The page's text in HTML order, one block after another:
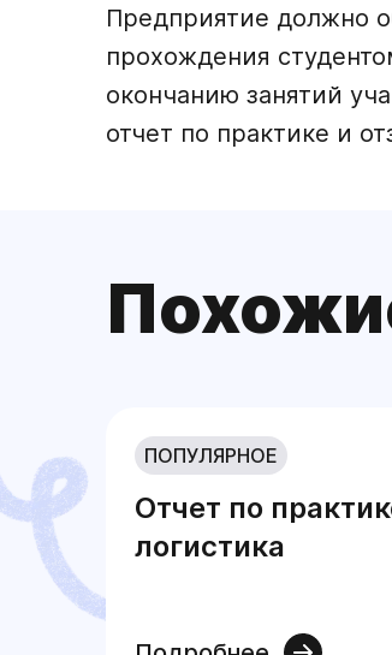
Предприятие должно
прохождения
окончанию занятий
отчет по практике и
ПОПУЛЯРНОЕ
Отчет по
логистика